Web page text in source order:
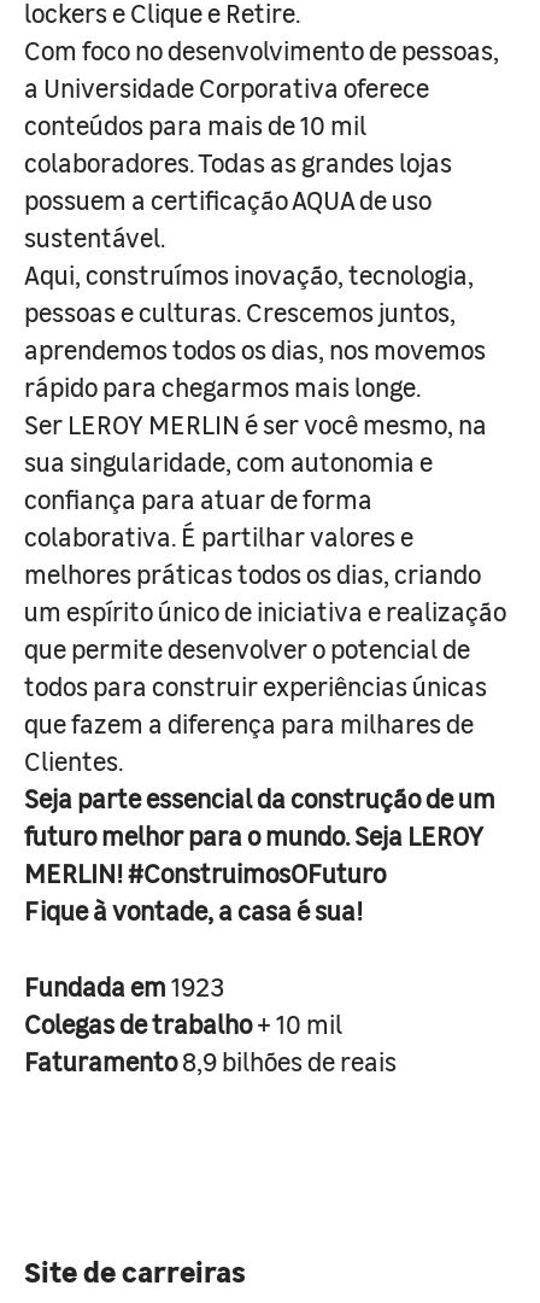
lockers e Clique e Retire.
Com foco no desenvolvimento de pessoas,
a Universidade Corporativa oferece
conteúdos para mais de 10 mil
colaboradores. Todas as grandes lojas
possuem a certificação AQUA de uso
sustentável.
Aqui, construímos inovação, tecnologia,
pessoas e culturas. Crescemos juntos,
aprendemos todos os dias, nos movemos
rápido para chegarmos mais longe.
Ser LEROY MERLIN é ser você mesmo, na
sua singularidade, com autonomia e
confiança para atuar de forma
colaborativa. É partilhar valores e
melhores práticas todos os dias, criando
um espírito único de iniciativa e realização
que permite desenvolver o potencial de
todos para construir experiências únicas
que fazem a diferença para milhares de
Clientes.
Seja parte essencial da construção de um
futuro melhor para o mundo. Seja LEROY
MERLIN! #ConstruimosOFuturo
Fique à vontade, a casa é sua!
Fundada em1923
Colegas de trabalho+ 10 mil
Faturamento8,9 bilhões de reais
Site de carreiras